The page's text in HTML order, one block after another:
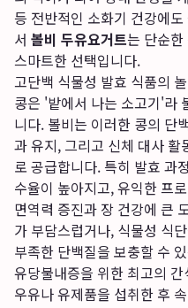
등 전반적인 소화기 건강에
서 볼비 두유요거트는 단순
스마트한 선택입니다.
고단백 식물성 발효 식품의
콩은 '밭에서 나는 소고기'라
니다. 볼비는 이러한 콩의 단
과 유지, 그리고 신체 대사
로 공급합니다. 특히 발효 과
수율이 높아지고, 유익한 프
면역력 증진과 장 건강에 큰
가 부담스럽거나, 식물성 식
부족한 단백질을 보충할 수
유당불내증을 위한 최고의
우유나 유제품을 섭취한 후